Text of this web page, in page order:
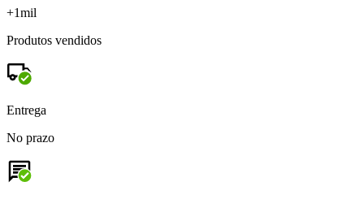
+1mil
Produtos vendidos
Entrega
No prazo